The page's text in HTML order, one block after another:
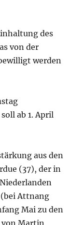
des
von der
werden
ab 1. April
aus den
(37), der in
Attnang
Mai zu den
von Martin